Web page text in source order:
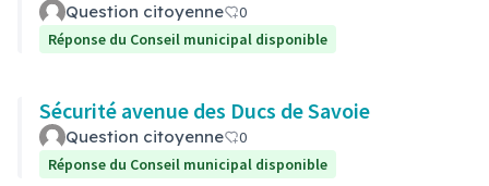
Question citoyenne
0
Réponse du Conseil municipal disponible
Sécurité avenue des Ducs de Savoie
Question citoyenne
0
Réponse du Conseil municipal disponible